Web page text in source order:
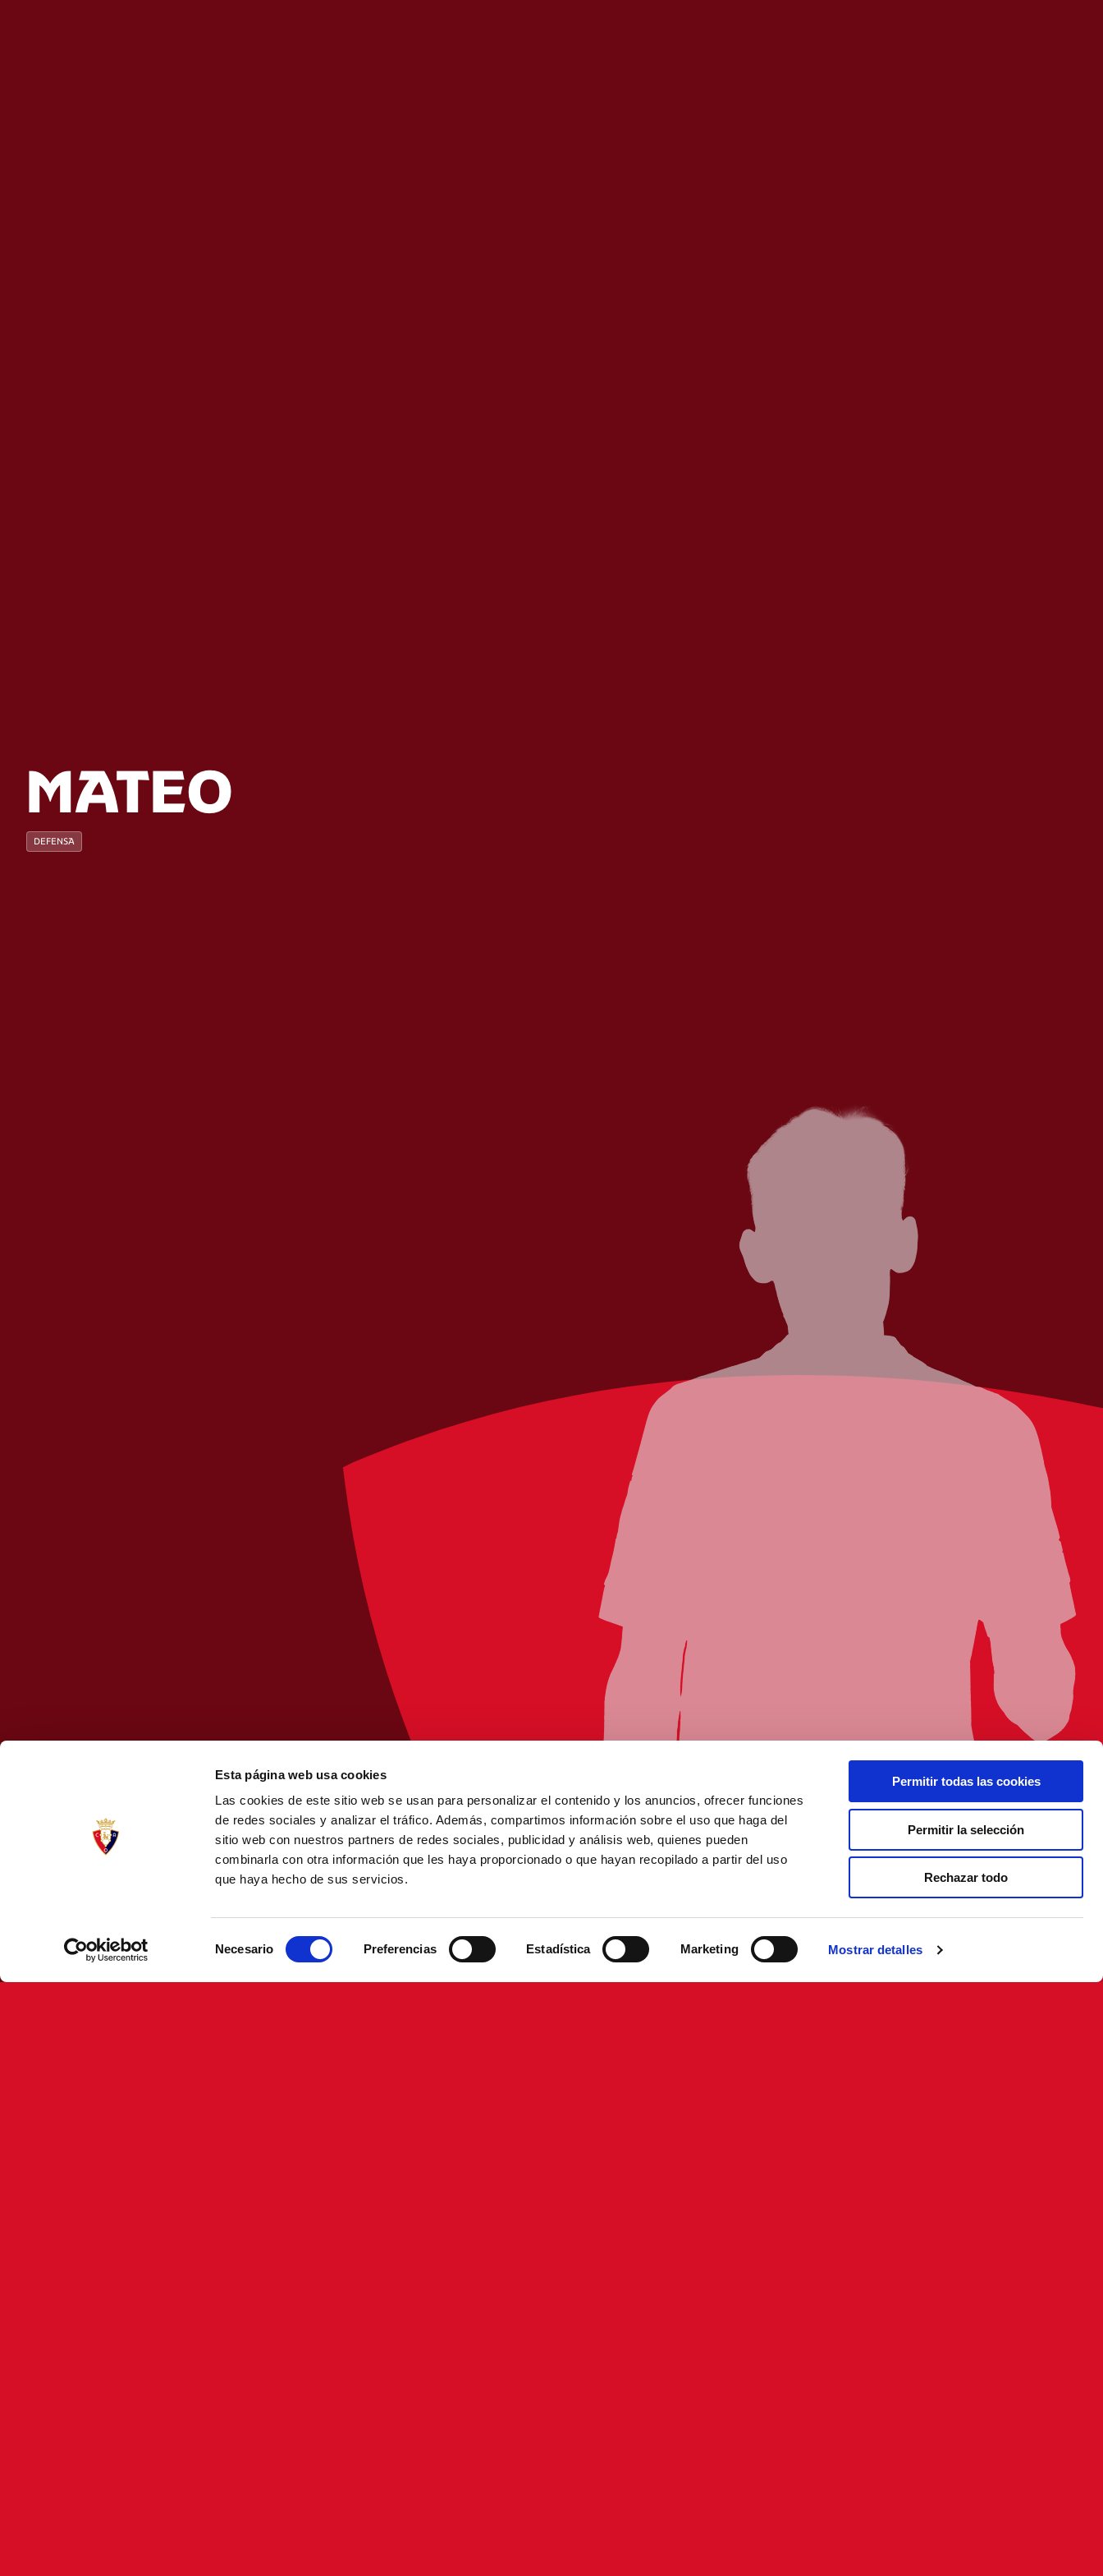
Esta página web usa cookies
Las cookies de este sitio web se usan para personalizar el contenido y los anuncios, ofrecer funciones
de redes sociales y analizar el tráfico. Además, compartimos información sobre el uso que haga del
sitio web con nuestros partners de redes sociales, publicidad y análisis web, quienes pueden
combinarla con otra información que les haya proporcionado o que hayan recopilado a partir del uso
que haya hecho de sus servicios.
Necesario Preferencias Estadística Marketing Mostrar detalles
Permitir todas las cookies
Permitir la selección
Rechazar todo
MATEO
DEFENSA